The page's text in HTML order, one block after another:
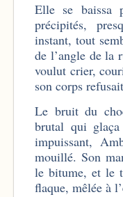
Elle se baissa
précipités,
instant, tout
de l’angle de la
voulut crier,
son corps
Le bruit du
brutal qui
impuissant,
mouillé. Son
le bitume, et le
flaque, mêlée à